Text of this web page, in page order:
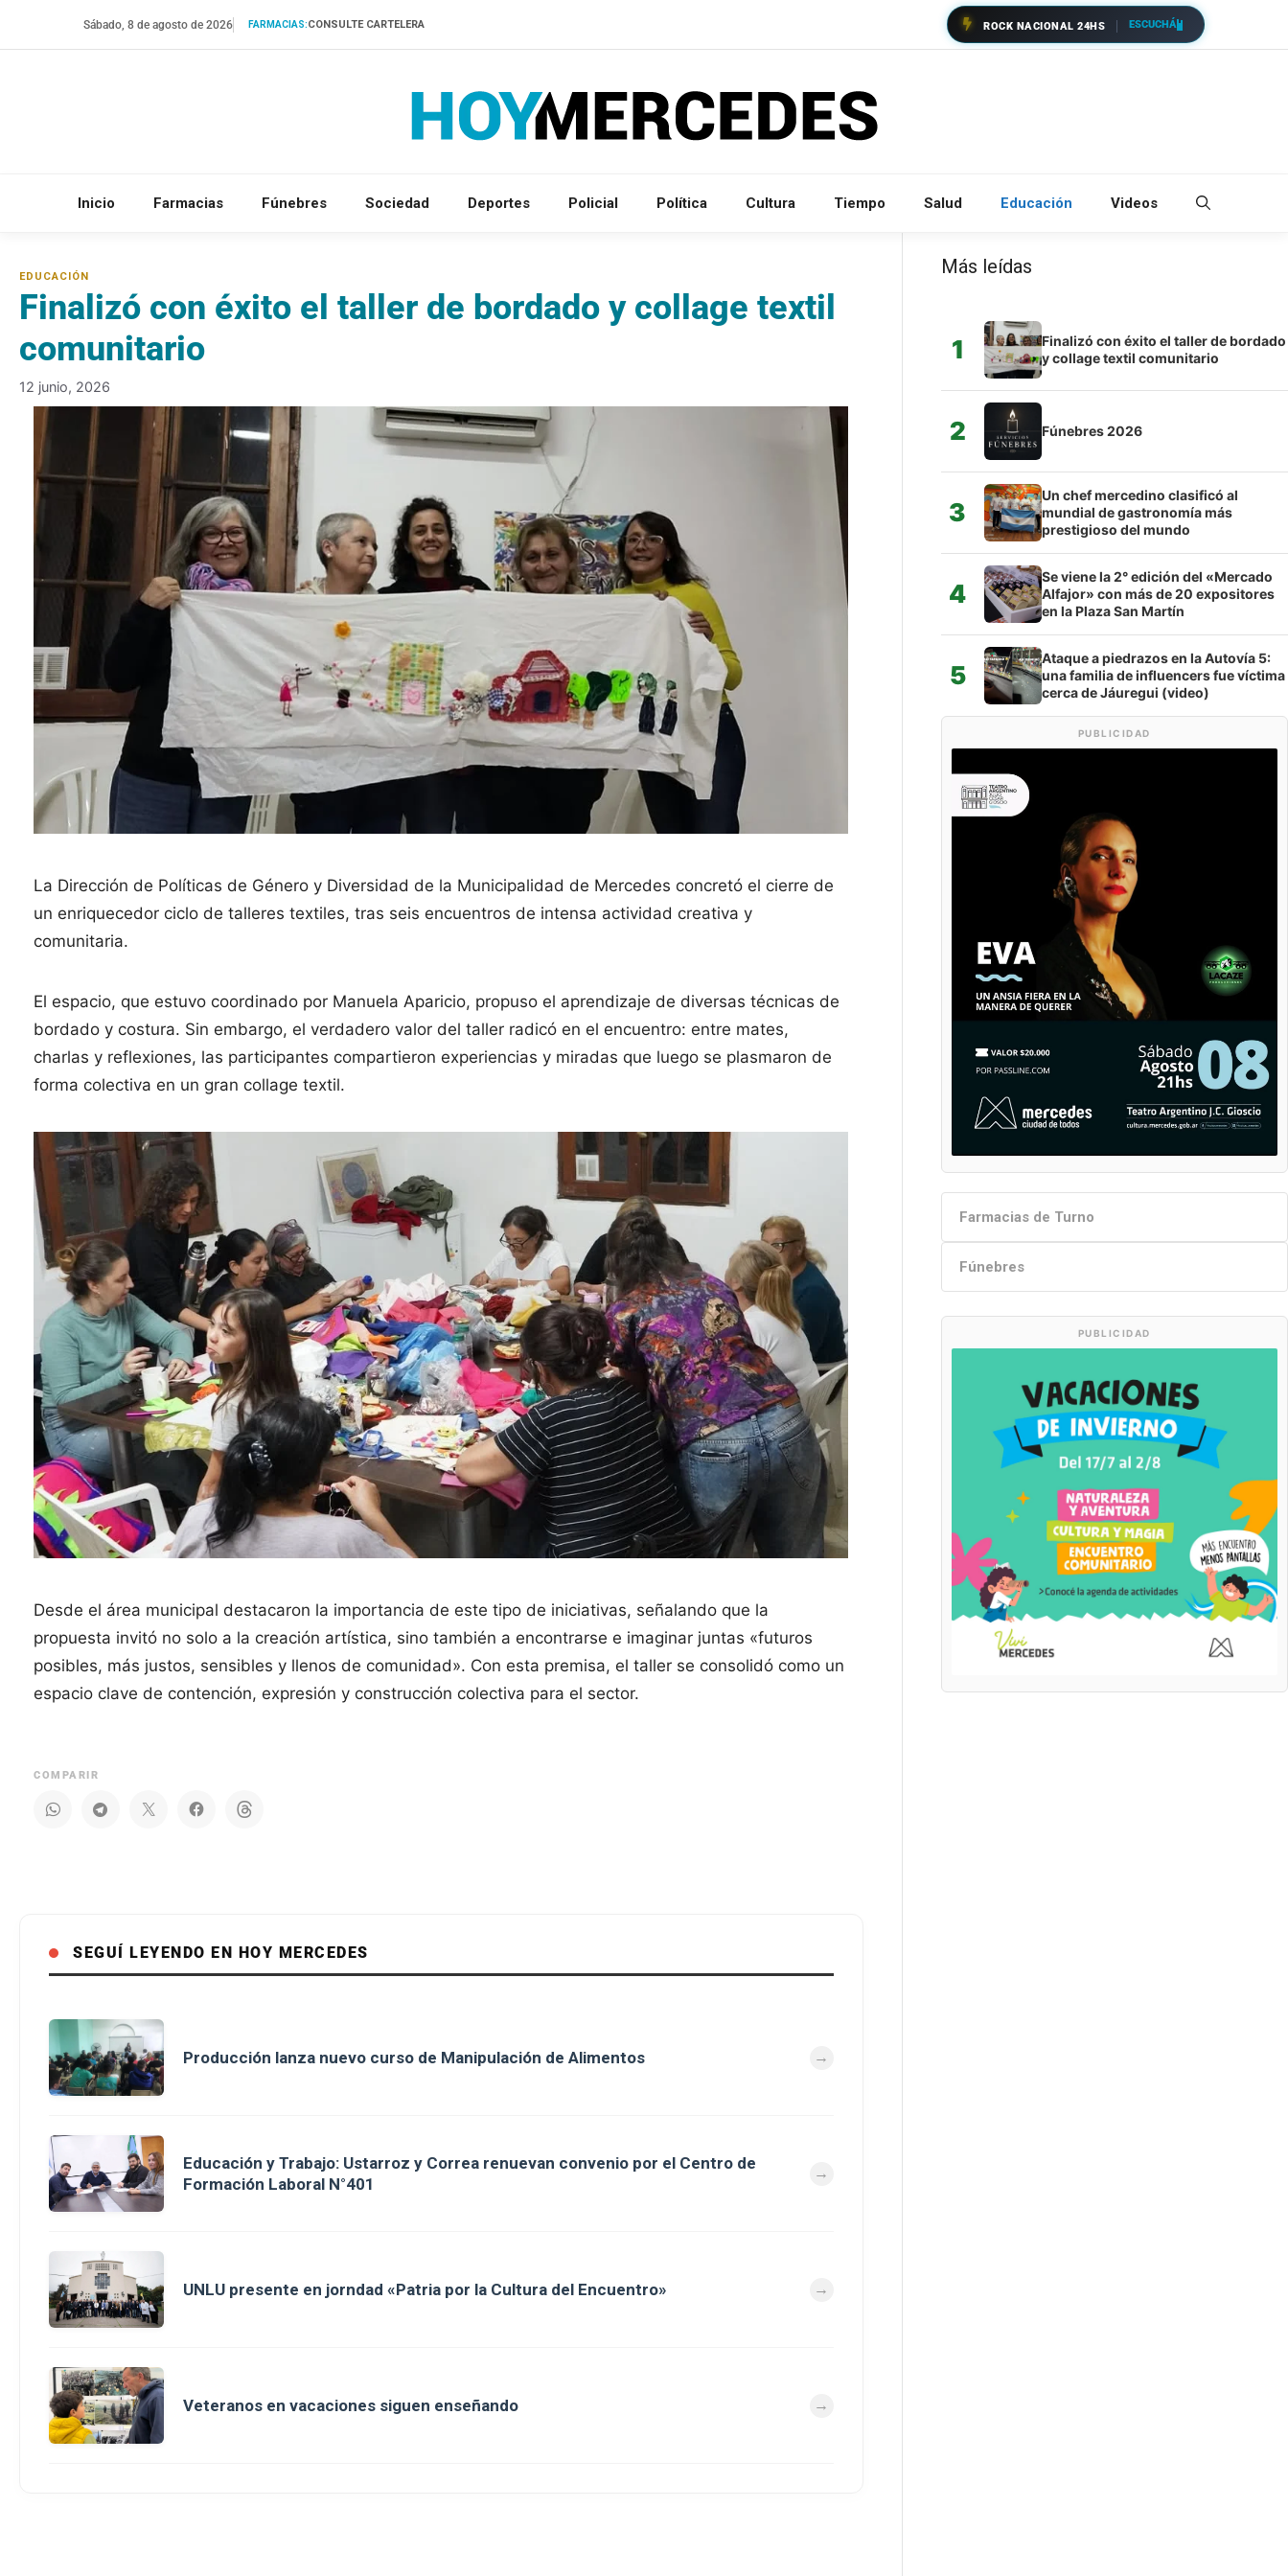
Sábado, 8 de agosto de 2026 FARMACIAS:CONSULTE CARTELERA ROCK NACIONAL 24HS ESCUCHÁ
Inicio Farmacias Fúnebres Sociedad Deportes Policial Política Cultura Tiempo Salud Educación Videos
Finalizó con éxito el taller de bordado y collage textil
comunitario
12 junio, 2026
La Dirección de Políticas de Género y Diversidad de la Municipalidad de Mercedes concretó el cierre de
un enriquecedor ciclo de talleres textiles, tras seis encuentros de intensa actividad creativa y
comunitaria.
El espacio, que estuvo coordinado por Manuela Aparicio, propuso el aprendizaje de diversas técnicas de
bordado y costura. Sin embargo, el verdadero valor del taller radicó en el encuentro: entre mates,
charlas y reflexiones, las participantes compartieron experiencias y miradas que luego se plasmaron de
forma colectiva en un gran collage textil.
Desde el área municipal destacaron la importancia de este tipo de iniciativas, señalando que la
propuesta invitó no solo a la creación artística, sino también a encontrarse e imaginar juntas «futuros
posibles, más justos, sensibles y llenos de comunidad». Con esta premisa, el taller se consolidó como un
espacio clave de contención, expresión y construcción colectiva para el sector.
COMPARIR
SEGUÍ LEYENDO EN HOY MERCEDES
Producción lanza nuevo curso de Manipulación de Alimentos
Educación y Trabajo: Ustarroz y Correa renuevan convenio por el Centro de
Formación Laboral N°401
UNLU presente en jorndad «Patria por la Cultura del Encuentro»
Veteranos en vacaciones siguen enseñando
Más leídas
1
Finalizó con éxito el taller de bordado
y collage textil comunitario
2 Fúnebres 2026
3
Un chef mercedino clasificó al
mundial de gastronomía más
prestigioso del mundo
4
Se viene la 2° edición del «Mercado
Alfajor» con más de 20 expositores
en la Plaza San Martín
5
Ataque a piedrazos en la Autovía 5:
una familia de influencers fue víctima
cerca de Jáuregui (video)
PUBLICIDAD
Farmacias de Turno
Fúnebres
PUBLICIDAD